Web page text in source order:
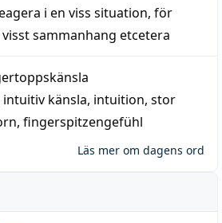
i en viss situation, för
sammanhang etcetera
intuitiv känsla, intuition, stor
, fingerspitzengefühl
Läs mer om dagens ord